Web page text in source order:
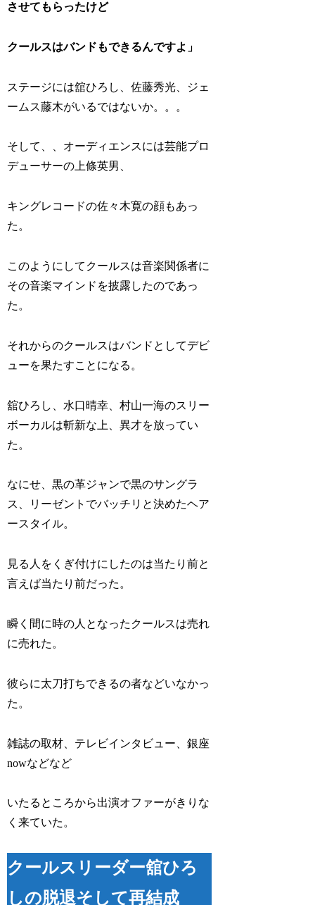
させてもらったけど
クールスはバンドもできるんですよ」
ステージには舘ひろし、佐藤秀光、ジェ
ームス藤木がいるではないか。。。
そして、、オーディエンスには芸能プロ
デューサーの上條英男、
キングレコードの佐々木寛の顔もあっ
た。
このようにしてクールスは音楽関係者に
その音楽マインドを披露したのであっ
た。
それからのクールスはバンドとしてデビ
ューを果たすことになる。
舘ひろし、水口晴幸、村山一海のスリー
ボーカルは斬新な上、異才を放ってい
た。
なにせ、黒の革ジャンで黒のサングラ
ス、リーゼントでバッチリと決めたヘア
ースタイル。
見る人をくぎ付けにしたのは当たり前と
言えば当たり前だった。
瞬く間に時の人となったクールスは売れ
に売れた。
彼らに太刀打ちできるの者などいなかっ
た。
雑誌の取材、テレビインタビュー、銀座
nowなどなど
いたるところから出演オファーがきりな
く来ていた。
クールスリーダー舘ひろ
しの脱退そして再結成